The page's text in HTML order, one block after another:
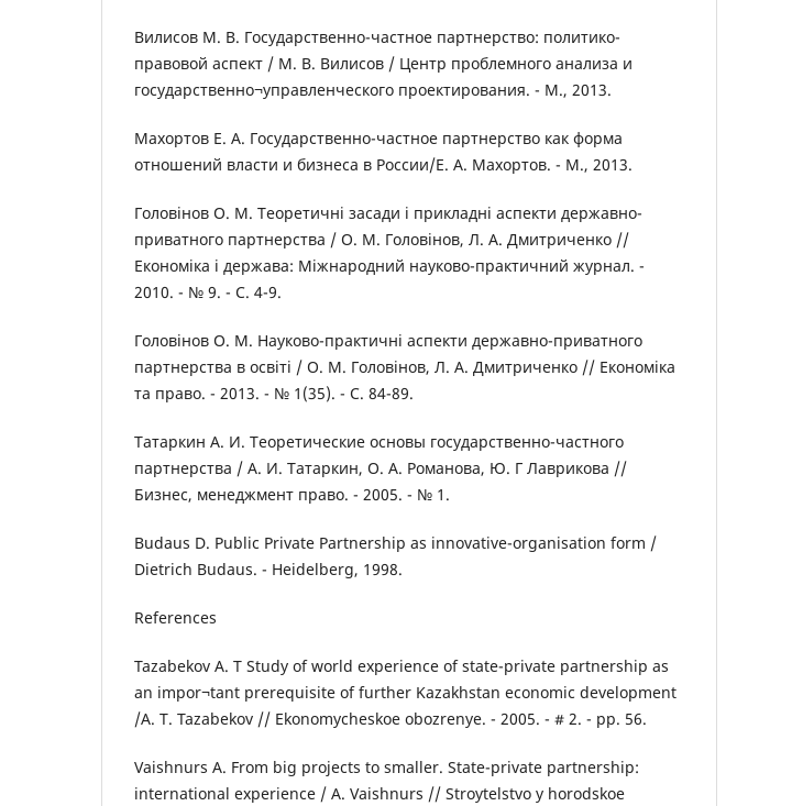
Вилисов М. В. Государственно-частное партнерство: политико-
правовой аспект / М. В. Вилисов / Центр проблемного анализа и
государственно¬управленческого проектирования. - М., 2013.
Махортов Е. А. Государственно-частное партнерство как форма
отношений власти и бизнеса в России/Е. А. Махортов. - М., 2013.
Головінов О. М. Теоретичні засади і прикладні аспекти державно-
приватного партнерства / О. М. Головінов, Л. А. Дмитриченко //
Економіка і держава: Міжнародний науково-практичний журнал. -
2010. - № 9. - С. 4-9.
Головінов О. М. Науково-практичні аспекти державно-приватного
партнерства в освіті / О. М. Головінов, Л. А. Дмитриченко // Економіка
та право. - 2013. - № 1(35). - С. 84-89.
Татаркин А. И. Теоретические основы государственно-частного
партнерства / А. И. Татаркин, О. А. Романова, Ю. Г Лаврикова //
Бизнес, менеджмент право. - 2005. - № 1.
Budaus D. Public Private Partnership as innovative-оrganisation form /
Dietrich Budaus. - Heidelberg, 1998.
References
Tazabekov A. T Study of world experience of state-private partnership as
an impor¬tant prerequisite of further Kazakhstan economic development
/A. T. Tazabekov // Ekonomycheskoe obozrenye. - 2005. - # 2. - pp. 56.
Vaishnurs A. From big projects to smaller. State-private partnership:
international experience / A. Vaishnurs // Stroytelstvo y horodskoe